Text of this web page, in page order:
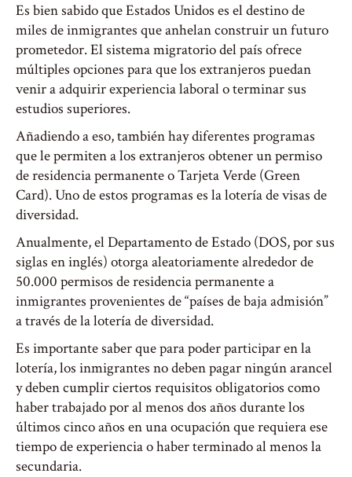
Es bien sabido que Estados Unidos es el destino de
miles de inmigrantes que anhelan construir un futuro
prometedor. El sistema migratorio del país ofrece
múltiples opciones para que los extranjeros puedan
venir a adquirir experiencia laboral o terminar sus
estudios superiores.
Añadiendo a eso, también hay diferentes programas
que le permiten a los extranjeros obtener un permiso
de residencia permanente o Tarjeta Verde (Green
Card). Uno de estos programas es la lotería de visas de
diversidad.
Anualmente, el Departamento de Estado (DOS, por sus
siglas en inglés) otorga aleatoriamente alrededor de
50.000 permisos de residencia permanente a
inmigrantes provenientes de “países de baja admisión”
a través de la lotería de diversidad.
Es importante saber que para poder participar en la
lotería, los inmigrantes no deben pagar ningún arancel
y deben cumplir ciertos requisitos obligatorios como
haber trabajado por al menos dos años durante los
últimos cinco años en una ocupación que requiera ese
tiempo de experiencia o haber terminado al menos la
secundaria.